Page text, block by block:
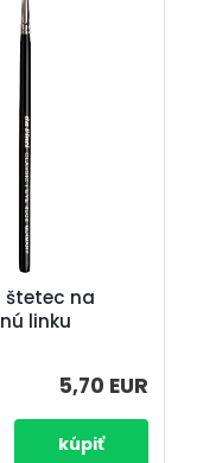
štetec na
linku
5,70 EUR